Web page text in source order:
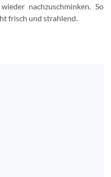
nachzuschminken. So
frisch und strahlend.